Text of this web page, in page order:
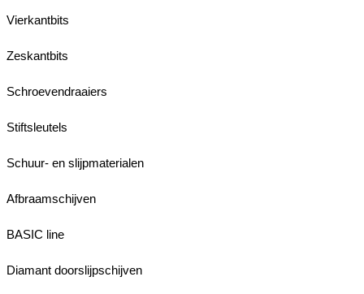
Vierkantbits
Zeskantbits
Schroevendraaiers
Stiftsleutels
Schuur- en slijpmaterialen
Afbraamschijven
BASIC line
Diamant doorslijpschijven